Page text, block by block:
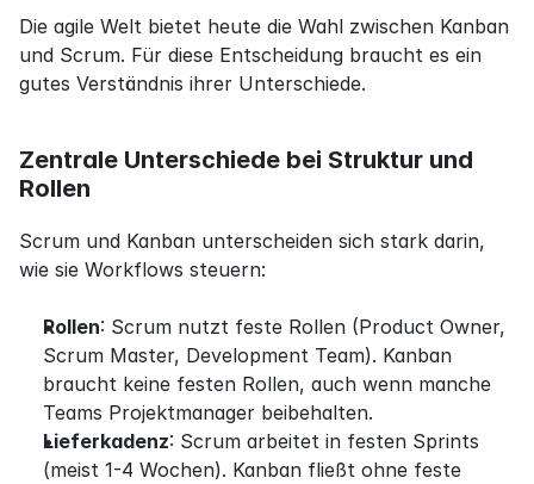
Die agile Welt bietet heute die Wahl zwischen Kanban
und Scrum. Für diese Entscheidung braucht es ein
gutes Verständnis ihrer Unterschiede.
Zentrale Unterschiede bei Struktur und
Rollen
Scrum und Kanban unterscheiden sich stark darin,
wie sie Workflows steuern:
Rollen: Scrum nutzt feste Rollen (Product Owner,
Scrum Master, Development Team). Kanban
braucht keine festen Rollen, auch wenn manche
Teams Projektmanager beibehalten.
Lieferkadenz: Scrum arbeitet in festen Sprints
(meist 1-4 Wochen). Kanban fließt ohne feste